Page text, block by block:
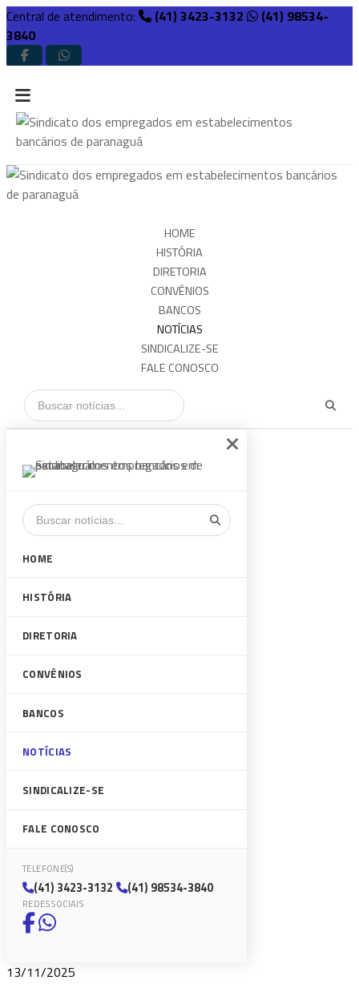
Central de atendimento: (41) 3423-3132
(41) 98534-
3840
HOME
HISTÓRIA
DIRETORIA
CONVÊNIOS
BANCOS
NOTÍCIAS
SINDICALIZE-SE
FALE CONOSCO
HOME
HISTÓRIA
DIRETORIA
CONVÊNIOS
BANCOS
NOTÍCIAS
SINDICALIZE-SE
FALE CONOSCO
TELEFONE(S)
(41) 3423-3132 (41) 98534-3840
REDES SOCIAIS
13/11/2025